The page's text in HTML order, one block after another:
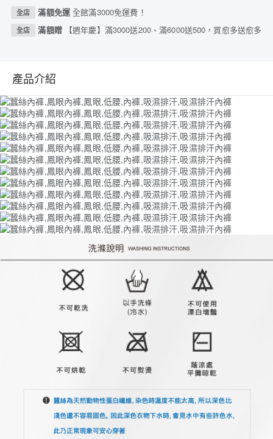
全店 滿額免運全館滿3000免運費！
全店 滿額贈 【週年慶】滿3000送200、滿6000送500，買愈多送愈多
產品介紹